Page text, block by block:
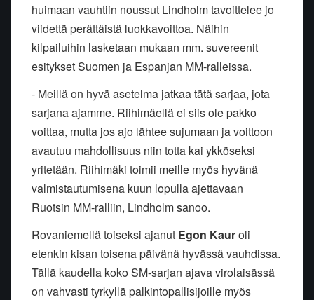
huimaan vauhtiin noussut Lindholm tavoittelee jo
viidettä perättäistä luokkavoittoa. Näihin
kilpailuihin lasketaan mukaan mm. suvereenit
esitykset Suomen ja Espanjan MM-ralleissa.
- Meillä on hyvä asetelma jatkaa tätä sarjaa, jota
sarjana ajamme. Riihimäellä ei siis ole pakko
voittaa, mutta jos ajo lähtee sujumaan ja voittoon
avautuu mahdollisuus niin totta kai ykköseksi
yritetään. Riihimäki toimii meille myös hyvänä
valmistautumisena kuun lopulla ajettavaan
Ruotsin MM-ralliin, Lindholm sanoo.
Rovaniemellä toiseksi ajanut Egon Kauroli
etenkin kisan toisena päivänä hyvässä vauhdissa.
Tällä kaudella koko SM-sarjan ajava virolaisässä
on vahvasti tyrkyllä palkintopallisijoille myös